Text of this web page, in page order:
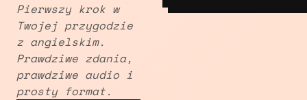
Pierwszy krok w
Twojej przygodzie
z angielskim.
Prawdziwe zdania,
prawdziwe audio i
prosty format.